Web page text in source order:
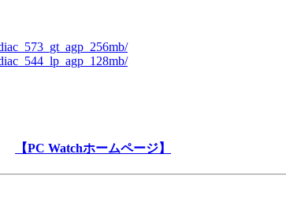
【PC Watchホームページ】